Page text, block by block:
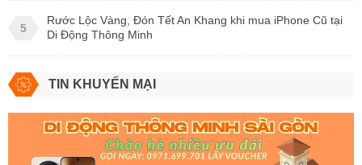
5
Rước Lộc Vàng, Đón Tết An Khang khi mua iPhone Cũ tại
Di Động Thông Minh
TIN KHUYẾN MẠI